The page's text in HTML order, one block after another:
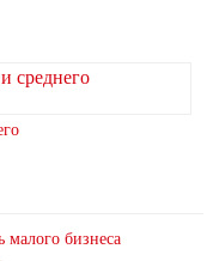
малого бизнеса